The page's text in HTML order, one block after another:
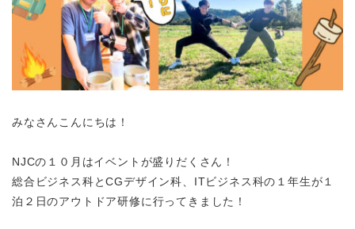
みなさんこんにちは！
NJCの１０月はイベントが盛りだくさん！
総合ビジネス科とCGデザイン科、ITビジネス科の１年生が１
泊２日のアウトドア研修に行ってきました！